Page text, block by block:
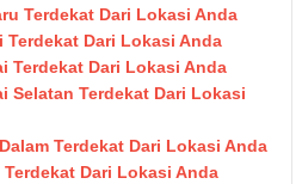
Terdekat Dari Lokasi Anda
Terdekat Dari Lokasi Anda
Terdekat Dari Lokasi Anda
Selatan Terdekat Dari Lokasi
Terdekat Dari Lokasi Anda
Dari Lokasi Anda